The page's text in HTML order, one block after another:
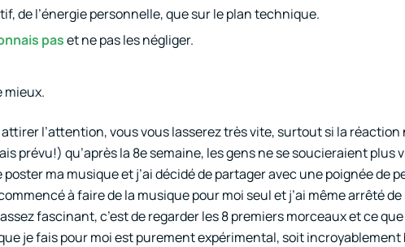
de l’énergie personnelle, que sur le plan technique.
paset ne pas les négliger.
mieux.
l’attention, vous vous lasserez très vite, surtout si la réaction
prévu!) qu’après la 8e semaine, les gens ne se soucieraient plus
ma musique et j’ai décidé de partager avec une poignée de
à faire de la musique pour moi seul et j’ai même arrêté
fascinant, c’est de regarder les 8 premiers morceaux et ce
je fais pour moi est purement expérimental, soit incroyablement